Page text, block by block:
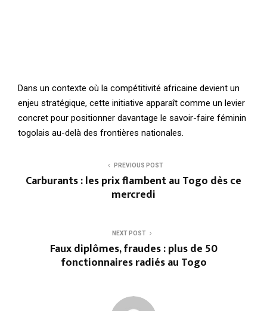
Dans un contexte où la compétitivité africaine devient un
enjeu stratégique, cette initiative apparaît comme un levier
concret pour positionner davantage le savoir-faire féminin
togolais au-delà des frontières nationales.
PREVIOUS POST
Carburants : les prix flambent au Togo dès ce
mercredi
NEXT POST
Faux diplômes, fraudes : plus de 50
fonctionnaires radiés au Togo